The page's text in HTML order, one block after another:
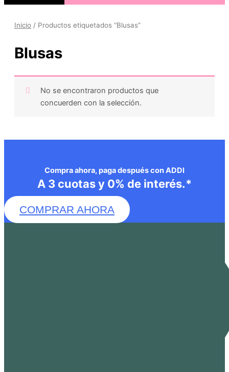
Inicio / Productos etiquetados “Blusas”
Blusas
No se encontraron productos que
concuerden con la selección.
Compra ahora, paga después con ADDI
A 3 cuotas y 0% de interés.*
COMPRAR AHORA